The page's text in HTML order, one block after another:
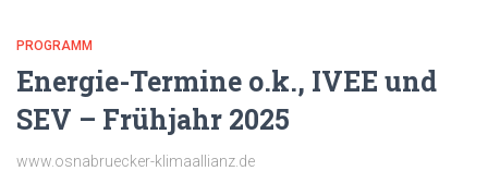
PROGRAMM
Energie-Termine o.k., IVEE und
SEV – Frühjahr 2025
www.osnabruecker-klimaallianz.de